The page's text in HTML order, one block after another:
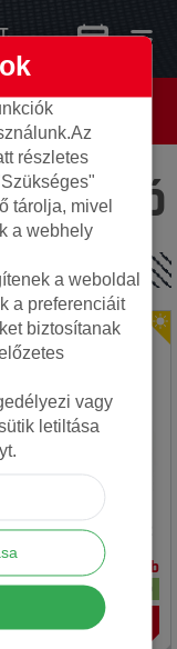
65R15 91V RH02
14 990 Ft/ db
részletes
tárolja, mivel
a webhely
a weboldal
a preferenciáit
biztosítanak
vagy
letiltása